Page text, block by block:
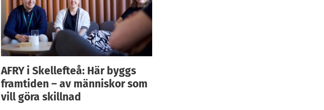
AFRY i Skellefteå: Här byggs
framtiden – av människor som
vill göra skillnad